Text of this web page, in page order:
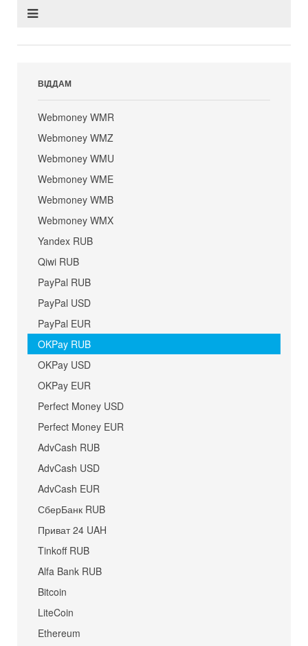
ВІДДАМ
Webmoney WMR
Webmoney WMZ
Webmoney WMU
Webmoney WME
Webmoney WMB
Webmoney WMX
Yandex RUB
Qiwi RUB
PayPal RUB
PayPal USD
PayPal EUR
OKPay RUB
OKPay USD
OKPay EUR
Perfect Money USD
Perfect Money EUR
AdvCash RUB
AdvCash USD
AdvCash EUR
СберБанк RUB
Приват 24 UAH
Tinkoff RUB
Alfa Bank RUB
Bitcoin
LiteCoin
Ethereum